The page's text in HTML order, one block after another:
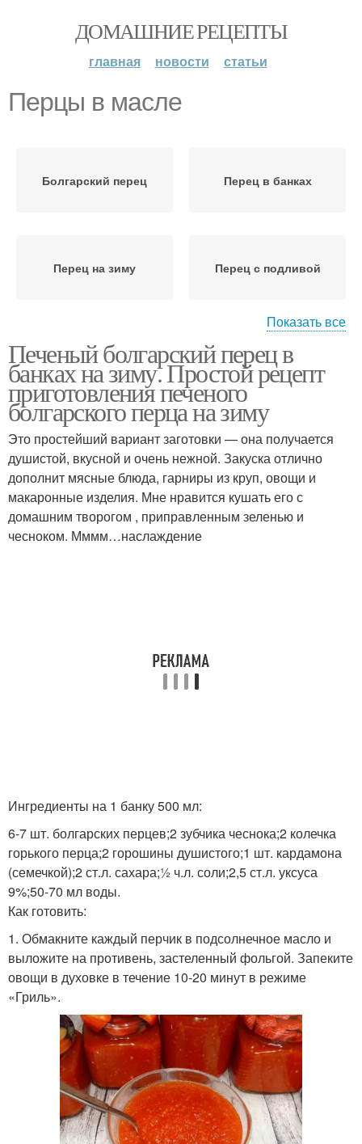
ДОМАШНИЕ РЕЦЕПТЫ
главная новости статьи
Перцы в масле
Болгарский перец Перец в банках
Перец на зиму Перец с подливой
Печеный перец
Перец в собственном
соку
Перец в заливке
Перец в ароматной
заливке
Печеные перцы
Перцы на зиму
Ингредиенты для
Перец в маринаде
Перец в ароматной
заправке
Показать все
Печеный болгарский перец в
банках на зиму. Простой рецепт
приготовления печеного
болгарского перца на зиму
Это простейший вариант заготовки — она получается
душистой, вкусной и очень нежной. Закуска отлично
дополнит мясные блюда, гарниры из круп, овощи и
макаронные изделия. Мне нравится кушать его с
домашним творогом , приправленным зеленью и
чесноком. Мммм…наслаждение
Ингредиенты на 1 банку 500 мл:
6-7 шт. болгарских перцев;2 зубчика чеснока;2 колечка
горького перца;2 горошины душистого;1 шт. кардамона
(семечкой);2 ст.л. сахара;½ ч.л. соли;2,5 ст.л. уксуса
9%;50-70 мл воды.
Как готовить:
1. Обмакните каждый перчик в подсолнечное масло и
выложите на противень, застеленный фольгой. Запеките
овощи в духовке в течение 10-20 минут в режиме
«Гриль».